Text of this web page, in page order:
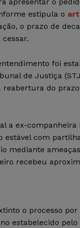
estipula o
o prazo de
cessar.
foi
de Justiça
do
a ex-
estável com
mediante
recebeu
o processo
estabelecido pelo